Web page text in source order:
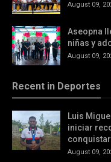
August 09,
Aseopna
niñas y
August 09,
Recent in Deportes
Luis
iniciar
August 09,